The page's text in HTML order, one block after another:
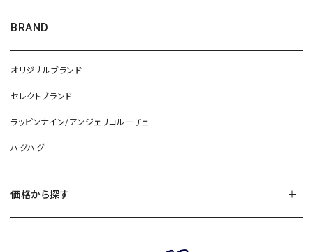
BRAND
オリジナルブランド
セレクトブランド
ラッピンナイン/アンジェリコルーチェ
ハグハグ
価格から探す